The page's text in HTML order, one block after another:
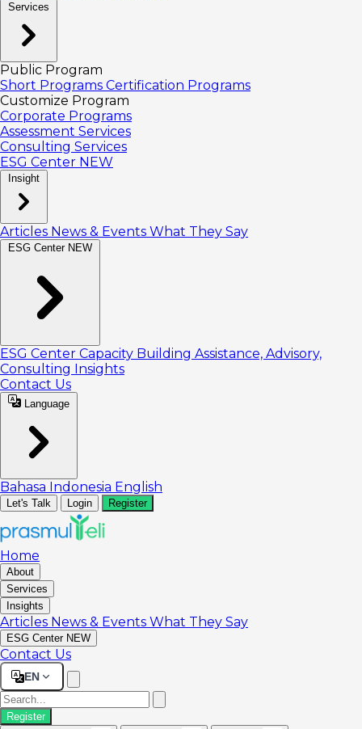
Services
Public Program
Short Programs Certification Programs
Customize Program
Corporate Programs
Assessment Services
Consulting Services
ESG Center NEW
Insight
Articles News & Events What They Say
ESG Center NEW
ESG Center Capacity Building Assistance, Advisory,
Consulting Insights
Contact Us
Language
Bahasa Indonesia English
Let's Talk Login Register
Home
About
Services
Insights
Articles News & Events What They Say
ESG Center NEW
Contact Us
EN
Register